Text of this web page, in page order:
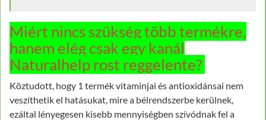
Miért nincs szükség több termékre,
hanem elég csak egy kanál
Naturalhelp rost reggelente?
Köztudott, hogy 1 termék vitaminjai és antioxidánsai nem
veszíthetik el hatásukat, mire a bélrendszerbe kerülnek,
ezáltal lényegesen kisebb mennyiségben szívódnak fel a